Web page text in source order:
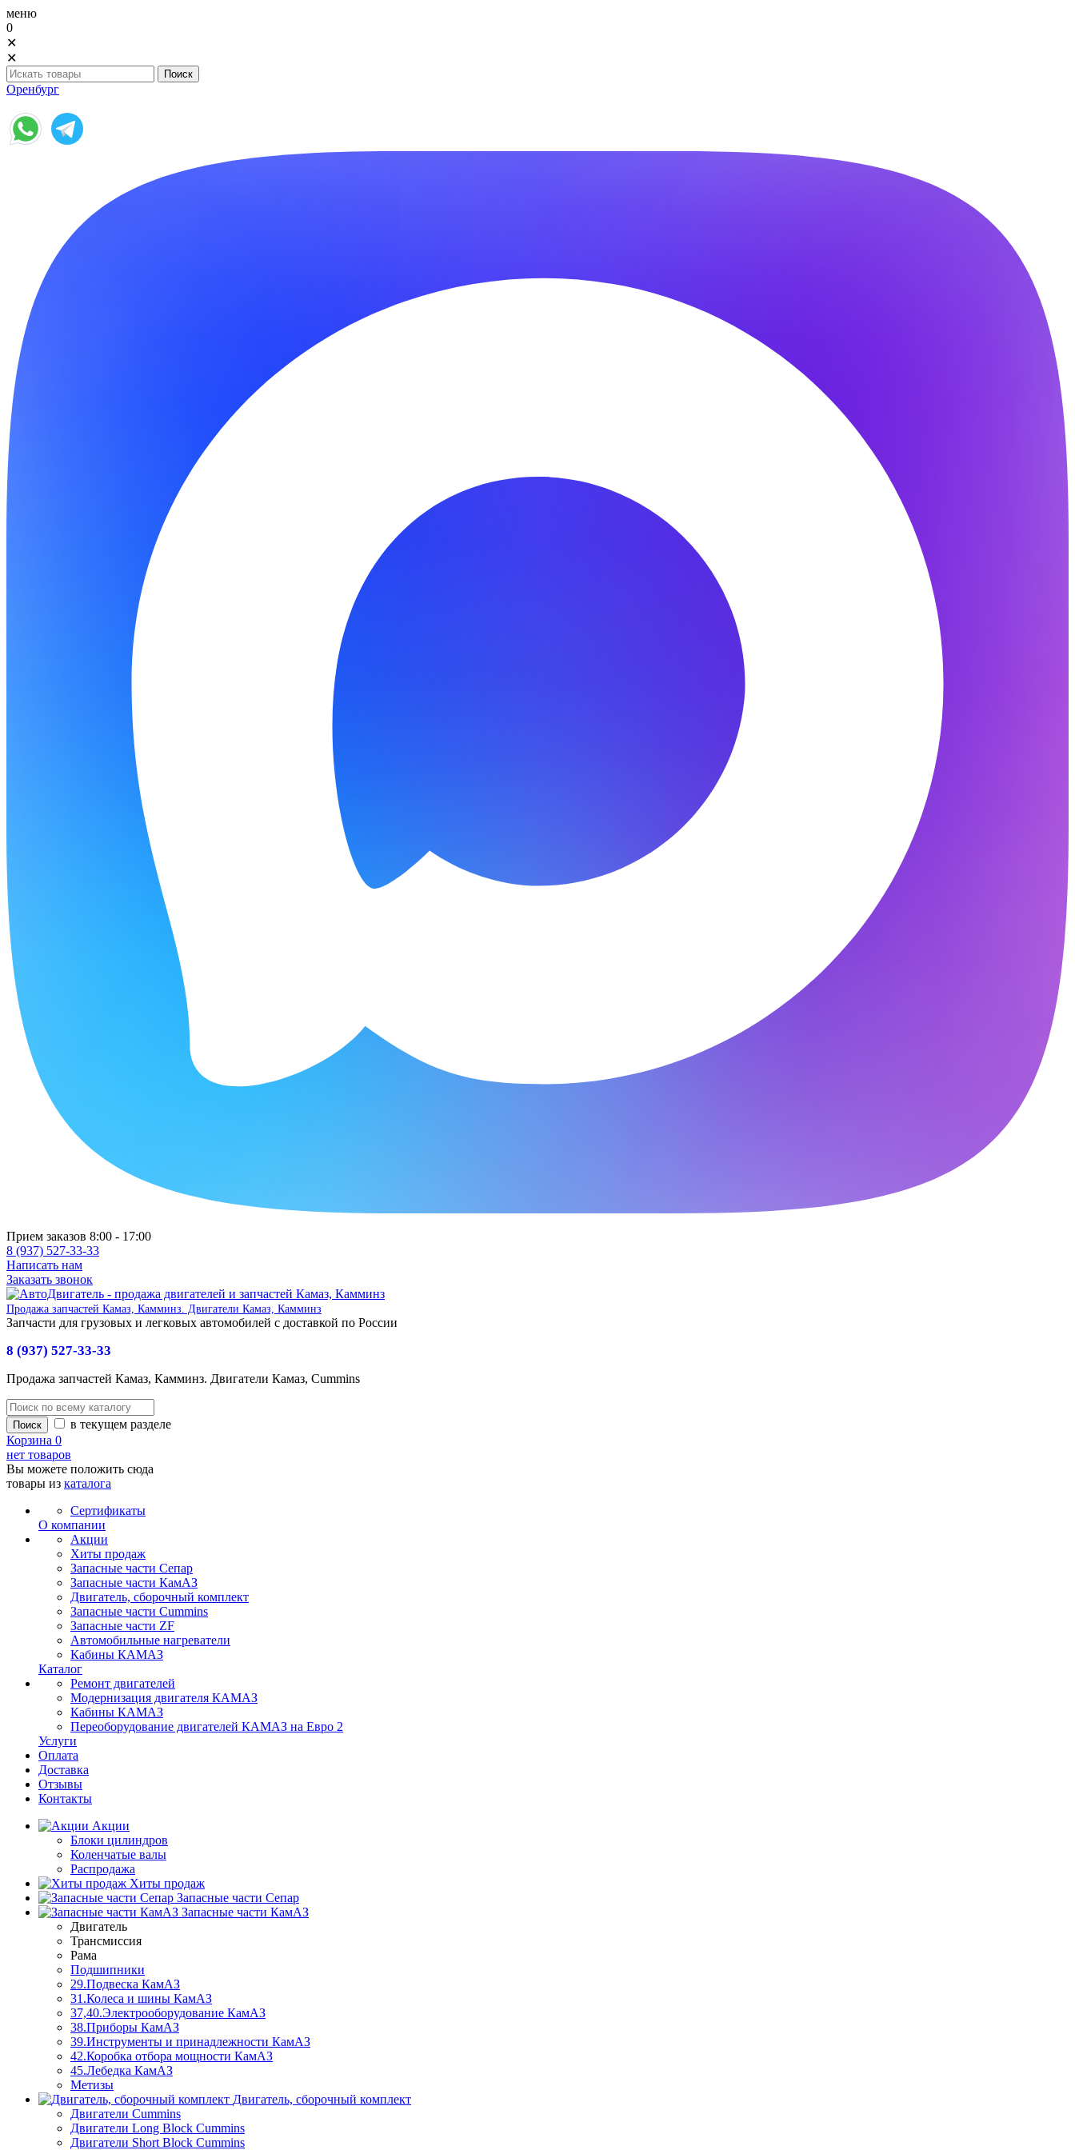
меню
0
✕
✕
Оренбург
Прием заказов 8:00 - 17:00
8 (937) 527-33-33
Написать нам
Заказать звонок
Продажа запчастей Камаз, Камминз. Двигатели Камаз, Камминз
Запчасти для грузовых и легковых автомобилей с доставкой по России
8 (937) 527-33-33
Продажа запчастей Камаз, Камминз. Двигатели Камаз, Cummins
в текущем разделе
Корзина 0
нет товаров
Вы можете положить сюда
товары из каталога
Сертификаты
О компании
Акции
Хиты продаж
Запасные части Сепар
Запасные части КамАЗ
Двигатель, сборочный комплект
Запасные части Cummins
Запасные части ZF
Автомобильные нагреватели
Кабины КАМАЗ
Каталог
Ремонт двигателей
Модернизация двигателя КАМАЗ
Кабины КАМАЗ
Переоборудование двигателей КАМАЗ на Евро 2
Услуги
Оплата
Доставка
Отзывы
Контакты
Акции
Блоки цилиндров
Коленчатые валы
Распродажа
Хиты продаж
Запасные части Сепар
Запасные части КамАЗ
Двигатель
Трансмиссия
Рама
Подшипники
29.Подвеска КамАЗ
31.Колеса и шины КамАЗ
37,40.Электрооборудование КамАЗ
38.Приборы КамАЗ
39.Инструменты и принадлежности КамАЗ
42.Коробка отбора мощности КамАЗ
45.Лебедка КамАЗ
Метизы
Двигатель, сборочный комплект
Двигатели Cummins
Двигатели Long Bloсk Cummins
Двигатели Short Bloсk Cummins